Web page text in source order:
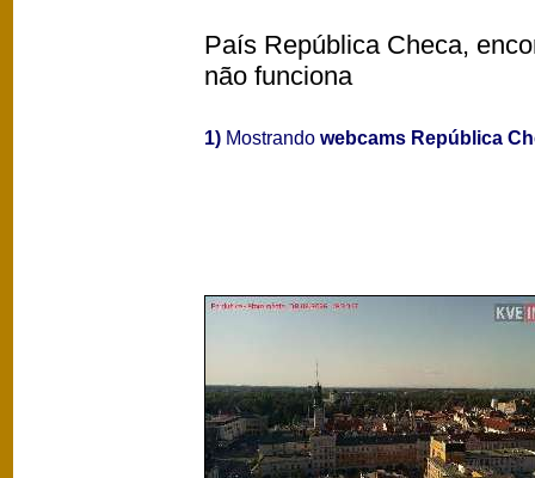
País República Checa,
não funciona
1) Mostrando webcams República